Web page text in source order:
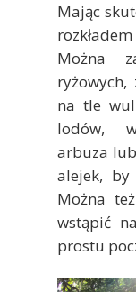
Mając
Można
na tle
lodów,
arbuza
alejek,
Można
wstąpić
prostu